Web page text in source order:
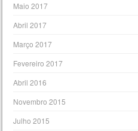
Maio 2017
Abril 2017
Março 2017
Fevereiro 2017
Abril 2016
Novembro 2015
Julho 2015